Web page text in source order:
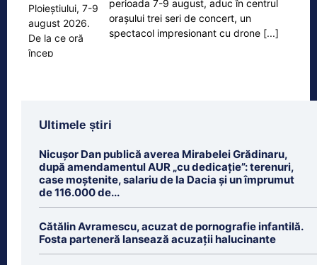
perioada 7-9 august, aduc în centrul
orașului trei seri de concert, un
spectacol impresionant cu drone [...]
Ultimele știri
Nicușor Dan publică averea Mirabelei Grădinaru,
după amendamentul AUR „cu dedicație”: terenuri,
case moștenite, salariu de la Dacia și un împrumut
de 116.000 de...
Cătălin Avramescu, acuzat de pornografie infantilă.
Fosta parteneră lansează acuzații halucinante